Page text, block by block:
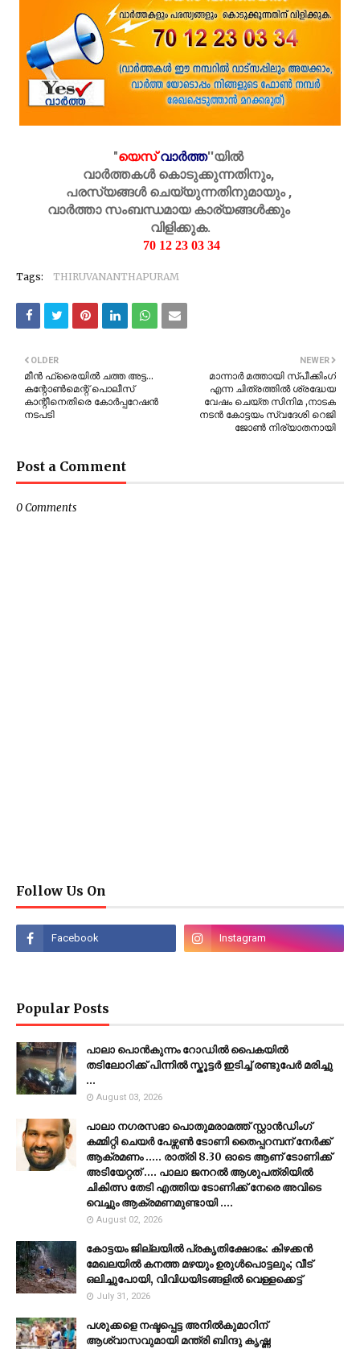
"യെസ് വാർത്ത''യിൽ
വാർത്തകൾ കൊടുക്കുന്നതിനും,
പരസ്യങ്ങൾ ചെയ്യുന്നതിനുമായും ,
വാർത്താ സംബന്ധമായ കാര്യങ്ങൾക്കും
വിളിക്കുക.
70 12 23 03 34
Tags: THIRUVANANTHAPURAM
NEWER
മാന്നാർ മത്തായി സ്പീക്കിംഗ്
എന്ന ചിത്രത്തിൽ ശ്രദ്ധേയ
വേഷം ചെയ്ത സിനിമ ,നാടക
നടൻ കോട്ടയം സ്വദേശി റെജി
ജോൺ നിര്യാതനായി
OLDER
മീൻ ഫ്രൈയിൽ ചത്ത അട്ട…
കന്റോൺമെന്റ് പൊലീസ്
കാന്റീനെതിരെ കോർപ്പറേഷൻ
നടപടി
Post a Comment
0 Comments
Follow Us On
Popular Posts
പാലാ പൊൻകുന്നം റോഡിൽ പൈകയിൽ
തടിലോറിക്ക് പിന്നിൽ സ്കൂട്ടർ ഇടിച്ച് രണ്ടുപേർ മരിച്ചു
...
August 03, 2026
പാലാ നഗരസഭാ പൊതുമരാമത്ത് സ്റ്റാൻഡിംഗ്
കമ്മിറ്റി ചെയർ പേഴ്സൺ ടോണി തൈപ്പറമ്പന് നേർക്ക്
ആക്രമണം ..... രാത്രി 8.30 ഓടെ ആണ് ടോണിക്ക്
അടിയേറ്റത് .... പാലാ ജനറൽ ആശുപത്രിയിൽ
ചികിത്സ തേടി എത്തിയ ടോണിക്ക് നേരെ അവിടെ
വെച്ചും ആക്രമണമുണ്ടായി ....
August 02, 2026
കോട്ടയം ജില്ലയില്‍ പ്രകൃതിക്ഷോഭം: കിഴക്കന്‍
മേഖലയില്‍ കനത്ത മഴയും ഉരുള്‍പൊട്ടലും; വീട്
ഒലിച്ചുപോയി, വിവിധയിടങ്ങളില്‍ വെള്ളക്കെട്ട്
July 31, 2026
പശുക്കളെ നഷ്ടപ്പെട്ട അനിൽകുമാറിന്
ആശ്വാസവുമായി മന്ത്രി ബിന്ദു കൃഷ്ണ